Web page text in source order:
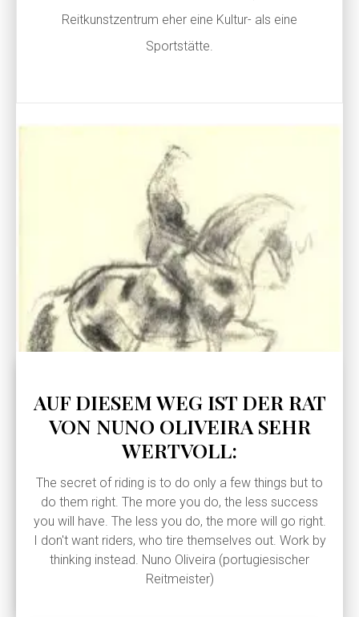
Reitkunstzentrum eher eine Kultur- als eine
Sportstätte.
AUF DIESEM WEG IST DER RAT
VON NUNO OLIVEIRA SEHR
WERTVOLL:
The secret of riding is to do only a few things but to
do them right. The more you do, the less success
you will have. The less you do, the more will go right.
I don't want riders, who tire themselves out. Work by
thinking instead. Nuno Oliveira (portugiesischer
Reitmeister)